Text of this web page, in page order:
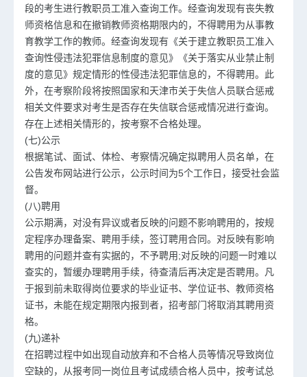
段的考生进行教职员工准入查询工作。经查询发现有丧失教
师资格信息和在撤销教师资格期限内的，不得聘用为从事教
育教学工作的教师。经查询发现有《关于建立教职员工准入
查询性侵违法犯罪信息制度的意见》《关于落实从业禁止制
度的意见》规定情形的性侵违法犯罪信息的，不得聘用。此
外，在考察阶段将按照国家和天津市关于失信人员联合惩戒
相关文件要求对考生是否存在失信联合惩戒情况进行查询。
存在上述相关情形的，按考察不合格处理。
(七)公示
根据笔试、面试、体检、考察情况确定拟聘用人员名单，在
公告发布网站进行公示，公示时间为5个工作日，接受社会监
督。
(八)聘用
公示期满，对没有异议或者反映的问题不影响聘用的，按规
定程序办理备案、聘用手续，签订聘用合同。对反映有影响
聘用的问题并查有实据的，不予聘用;对反映的问题一时难以
查实的，暂缓办理聘用手续，待查清后再决定是否聘用。凡
于报到前未取得岗位要求的毕业证书、学位证书、教师资格
证书，未能在规定期限内报到者，招考部门将取消其聘用资
格。
(九)递补
在招聘过程中如出现自动放弃和不合格人员等情况导致岗位
空缺的，从报考同一岗位且考试成绩合格人员中，按考试总